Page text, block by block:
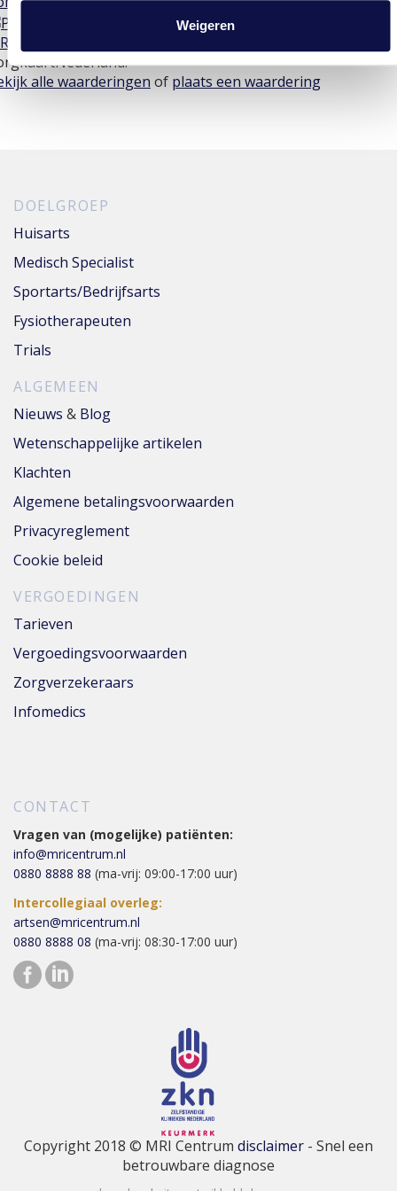
Weigeren
Centrum Groningen
alle waarderingen of plaats een waardering
DOELGROEP
Huisarts
Medisch Specialist
Sportarts/Bedrijfsarts
Fysiotherapeuten
Trials
ALGEMEEN
Nieuws & Blog
Wetenschappelijke artikelen
Klachten
Algemene betalingsvoorwaarden
Privacyreglement
Cookie beleid
VERGOEDINGEN
Tarieven
Vergoedingsvoorwaarden
Zorgverzekeraars
Infomedics
CONTACT
Vragen van (mogelijke) patiënten:
info@mricentrum.nl
0880 8888 88 (ma-vrij: 09:00-17:00 uur)
Intercollegiaal overleg:
artsen@mricentrum.nl
0880 8888 08 (ma-vrij: 08:30-17:00 uur)
Copyright 2018 © MRI Centrum disclaimer - Snel een
betrouwbare diagnose